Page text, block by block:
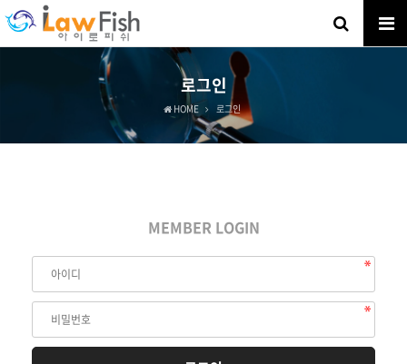
로그인
HOME 로그인
MEMBER LOGIN